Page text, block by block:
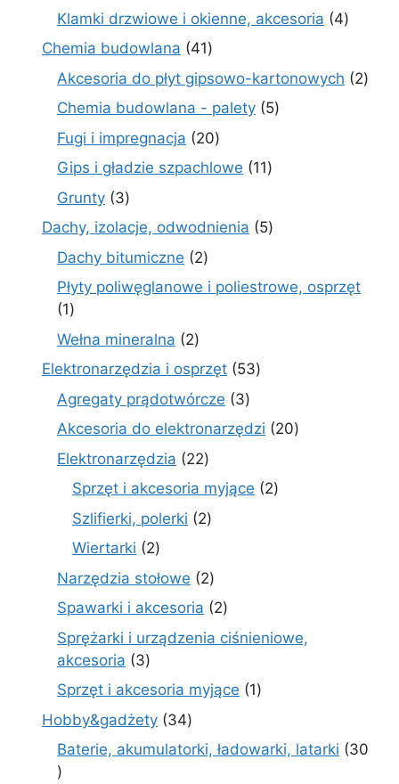
produkty
Klamki drzwiowe i okienne, akcesoria 44
Chemia budowlana 4141
produktów
Akcesoria do płyt gipsowo-kartonowych 22
Chemia budowlana - palety 55
Fugi i impregnacja 2020
produktów
Gips i gładzie szpachlowe 1111
Grunty 33
produkty
Dachy, izolacje, odwodnienia 55
Dachy bitumiczne 22
produkty
Płyty poliwęglanowe i poliestrowe, osprzęt
11
produkt
Wełna mineralna 22
produkty
Elektronarzędzia i osprzęt 5353
Agregaty prądotwórcze 33
produkty
Akcesoria do elektronarzędzi 2020
Elektronarzędzia 2222
produkty
Sprzęt i akcesoria myjące 22
Szlifierki, polerki 22
Wiertarki 22
produkty
Narzędzia stołowe 22
produkty
Spawarki i akcesoria 22
produkty
Sprężarki i urządzenia ciśnieniowe,
akcesoria
33
produkty
Sprzęt i akcesoria myjące 11
Hobby&gadżety 3434
produkty
Baterie, akumulatorki, ładowarki, latarki
30
30